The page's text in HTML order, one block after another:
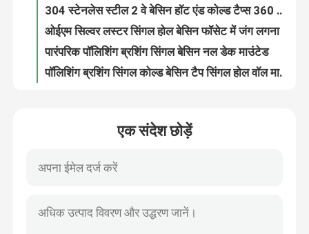
कारखाना भ्रमण
गुणवत्ता नियंत्रण
समसामयिक सिंगल टैप बेसिन फॉसेट डेक माउंटेड सिंगल होल कोल्ड वाटर फॉसेट
पॉलिशिंग सिंगल हैंडल बेसिन नल स्वनिर्धारित रंग लोगो
करोश़न डर्ट रेज़िस्टेंस सिंगल कोल्ड बेसिन टैप किचन के लिए
एक संदेश छोड़ें